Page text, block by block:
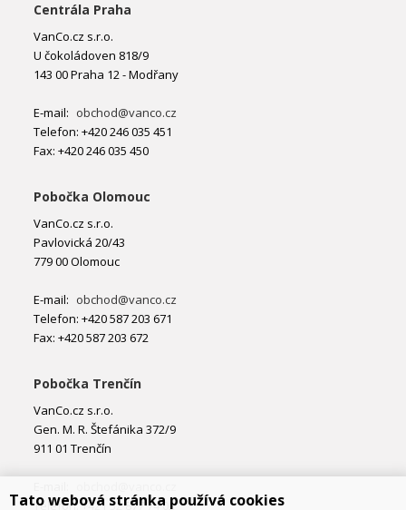
Centrála Praha
VanCo.cz s.r.o.
U čokoládoven 818/9
143 00 Praha 12 - Modřany
E-mail: obchod@vanco.cz
Telefon: +420 246 035 451
Fax: +420 246 035 450
Pobočka Olomouc
VanCo.cz s.r.o.
Pavlovická 20/43
779 00 Olomouc
E-mail: obchod@vanco.cz
Telefon: +420 587 203 671
Fax: +420 587 203 672
Pobočka Trenčín
VanCo.cz s.r.o.
Gen. M. R. Štefánika 372/9
911 01 Trenčín
Telefon: +421 32 877 74 02
Tato webová stránka používá cookies